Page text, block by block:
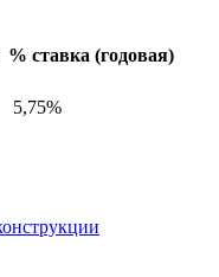
% ставка (годовая)
5,75%